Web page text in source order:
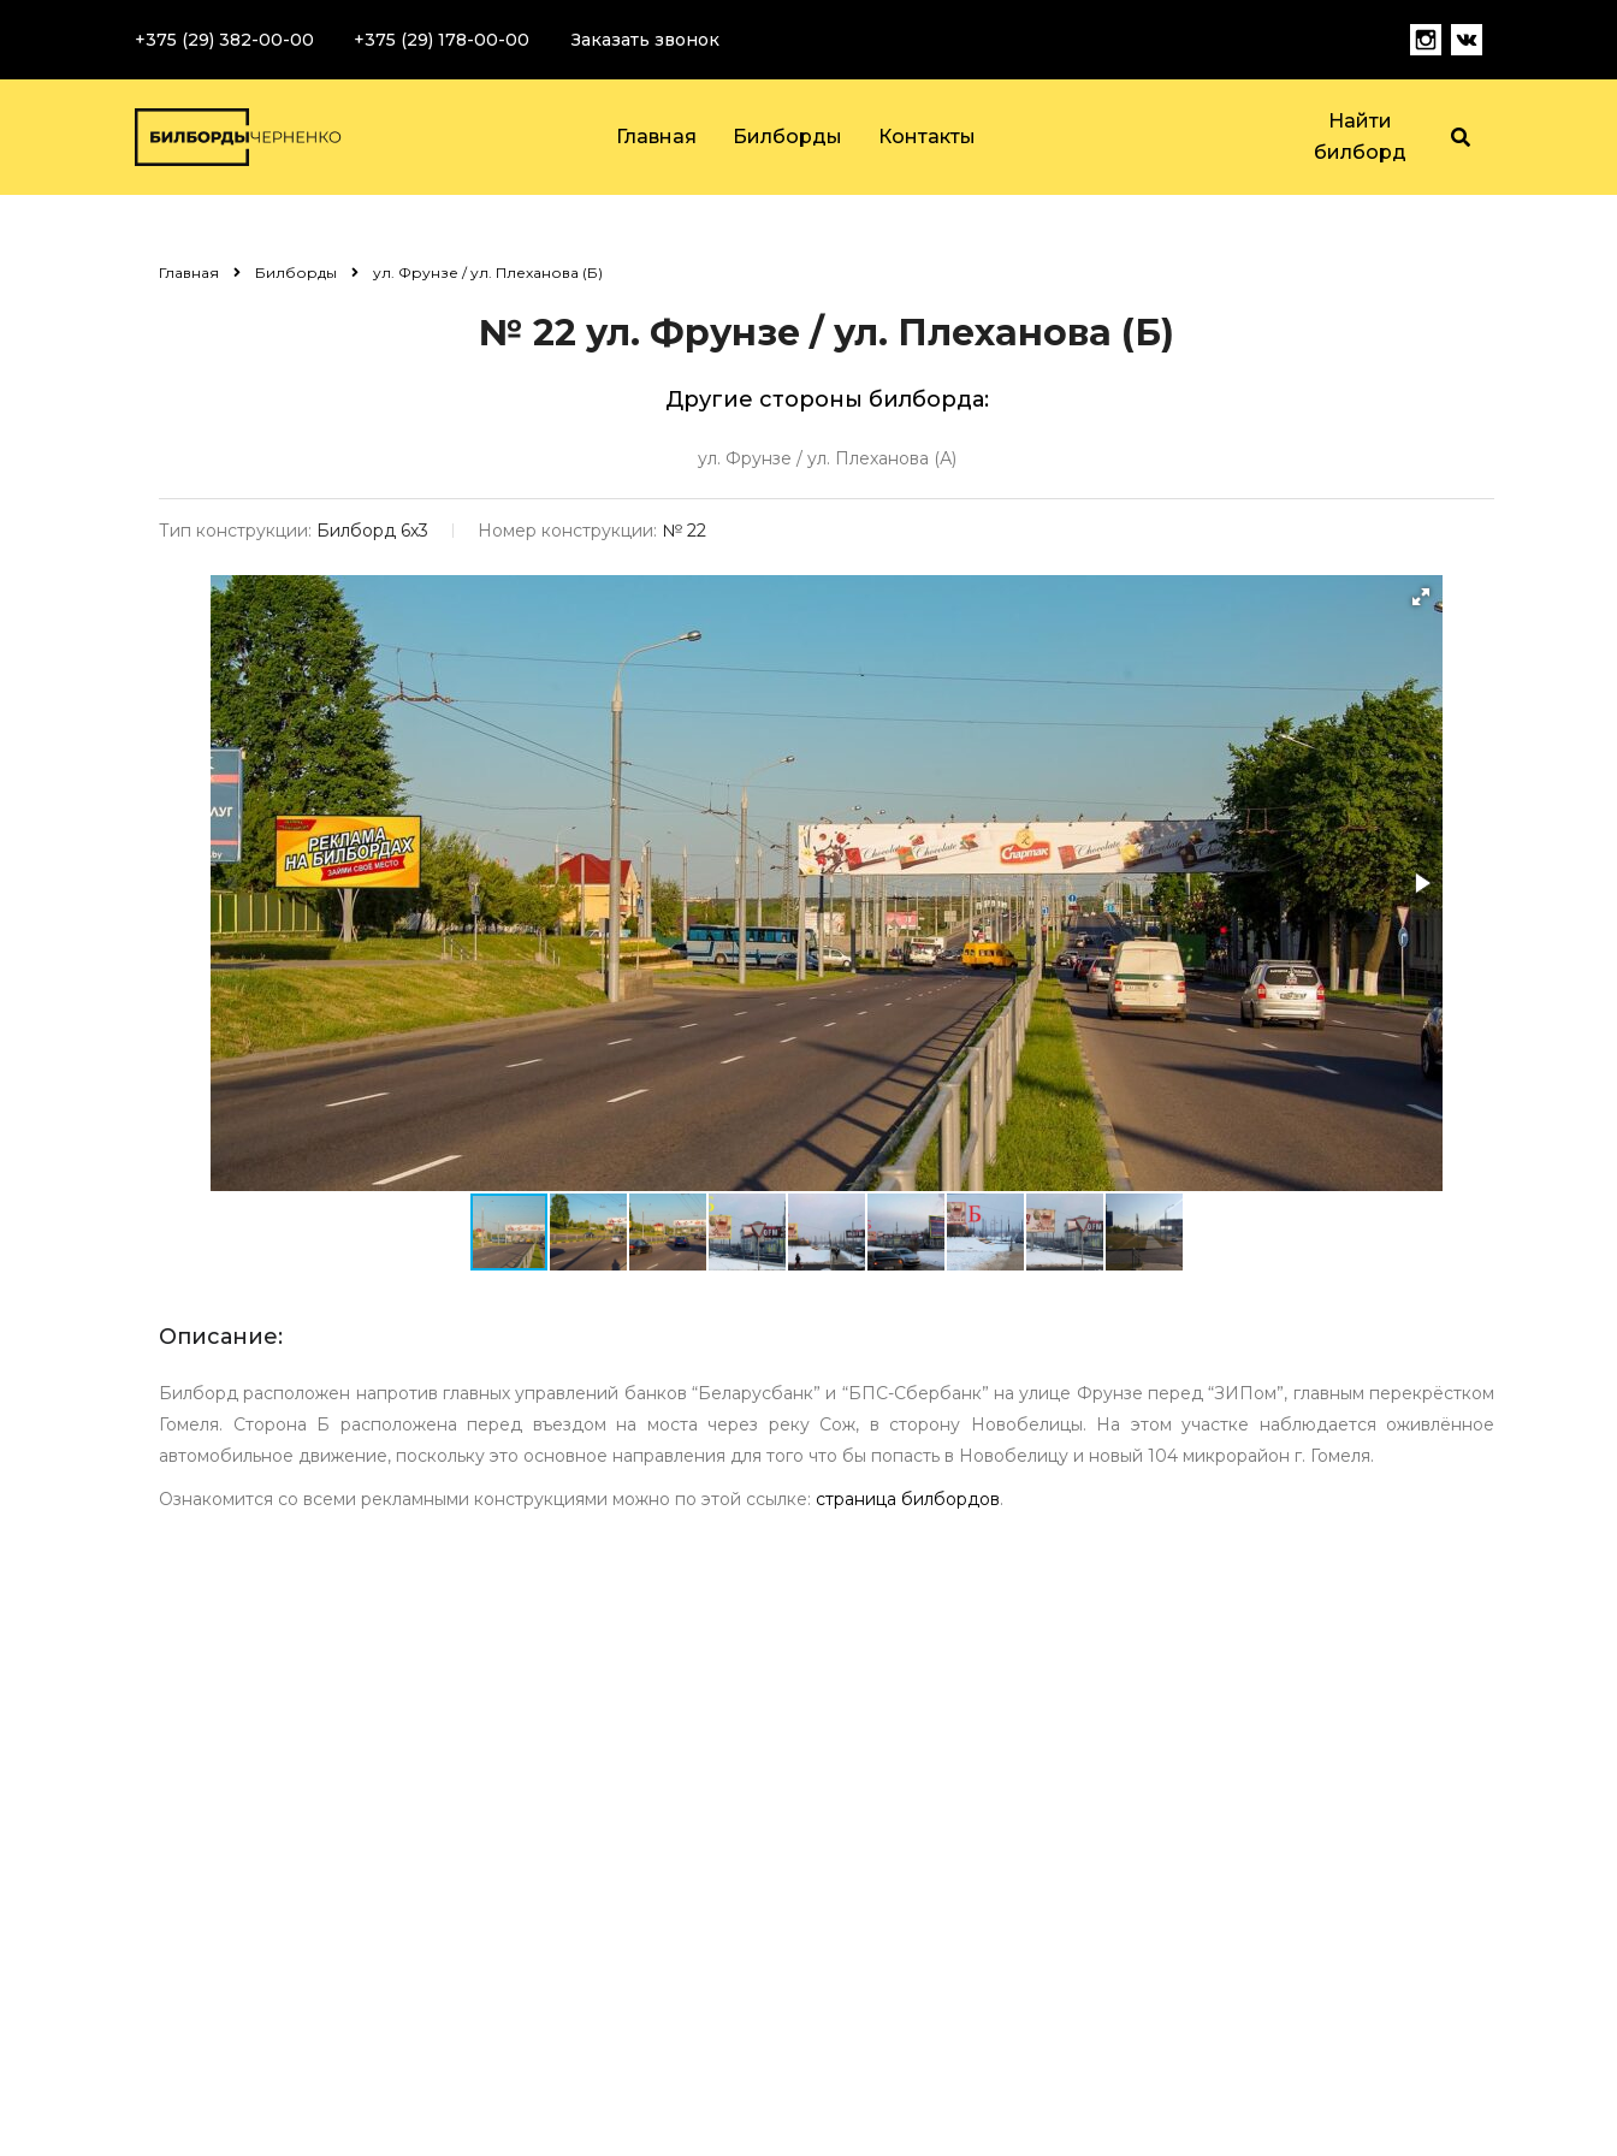
+375 (29) 382-00-00 +375 (29) 178-00-00 Заказать звонок
Главная Билборды Контакты
Найти
билборд
Главная Билборды ул. Фрунзе / ул. Плеханова (Б)
№ 22 ул. Фрунзе / ул. Плеханова (Б)
Другие стороны билборда:
ул. Фрунзе / ул. Плеханова (А)
Тип конструкции: Билборд 6х3 Номер конструкции: № 22
Описание:
Билборд расположен напротив главных управлений банков “Беларусбанк” и “БПС-Сбербанк” на улице Фрунзе перед “ЗИПом”, главным перекрёстком
Гомеля. Сторона Б расположена перед въездом на моста через реку Сож, в сторону Новобелицы. На этом участке наблюдается оживлённое
автомобильное движение, поскольку это основное направления для того что бы попасть в Новобелицу и новый 104 микрорайон г. Гомеля.
Ознакомится со всеми рекламными конструкциями можно по этой ссылке: страница билбордов.